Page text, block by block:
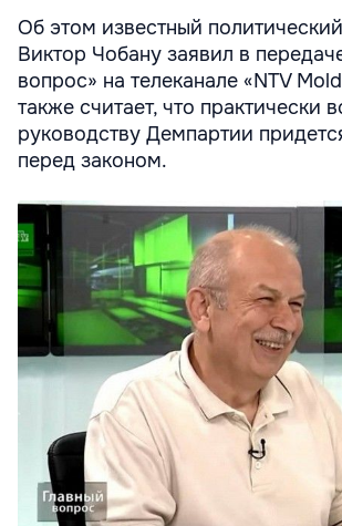
Об этом известный
Виктор Чобану заявил в
вопрос» на телеканале «NTV
также считает, что практически
руководству Демпартии
перед законом.